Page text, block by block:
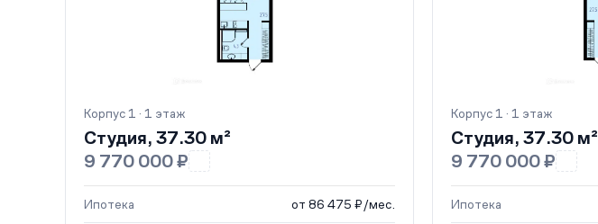
Корпус 1 · 1 этаж
Студия, 37.30 м²
9 770 000 ₽
Ипотека от 86 475 ₽/мес.
Корпус 1 · 1 этаж
Студия, 37.30 м²
9 770 000 ₽
Ипотека